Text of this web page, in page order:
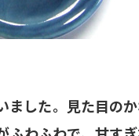
した。見た目の